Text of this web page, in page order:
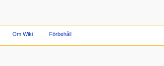
Om Wiki Förbehåll